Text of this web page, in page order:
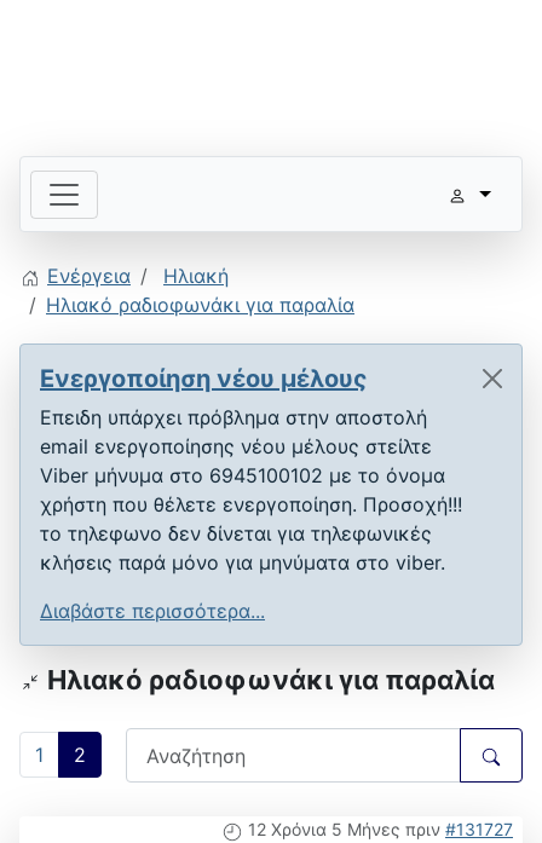
Ενέργεια
Ηλιακή
Ηλιακό ραδιοφωνάκι για παραλία
Ενεργοποίηση νέου μέλους
Επειδη υπάρχει πρόβλημα στην αποστολή
email ενεργοποίησης νέου μέλους στείλτε
Viber μήνυμα στο 6945100102 με το όνομα
χρήστη που θέλετε ενεργοποίηση. Προσοχή!!!
το τηλεφωνο δεν δίνεται για τηλεφωνικές
κλήσεις παρά μόνο για μηνύματα στο viber.
Διαβάστε περισσότερα...
Ηλιακό ραδιοφωνάκι για παραλία
1 2
12 Χρόνια 5 Μήνες πριν #131727